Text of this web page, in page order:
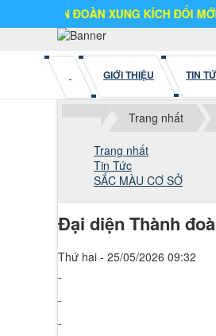
XUNG KÍCH ĐỔI MỚI NỘI DUNG,
GIỚI THIỆU TIN
Trang nhất
Trang nhất
Tin Tức
SẮC MÀU CƠ SỞ
Đại diện Thành
Thứ hai - 25/05/2026 09:32